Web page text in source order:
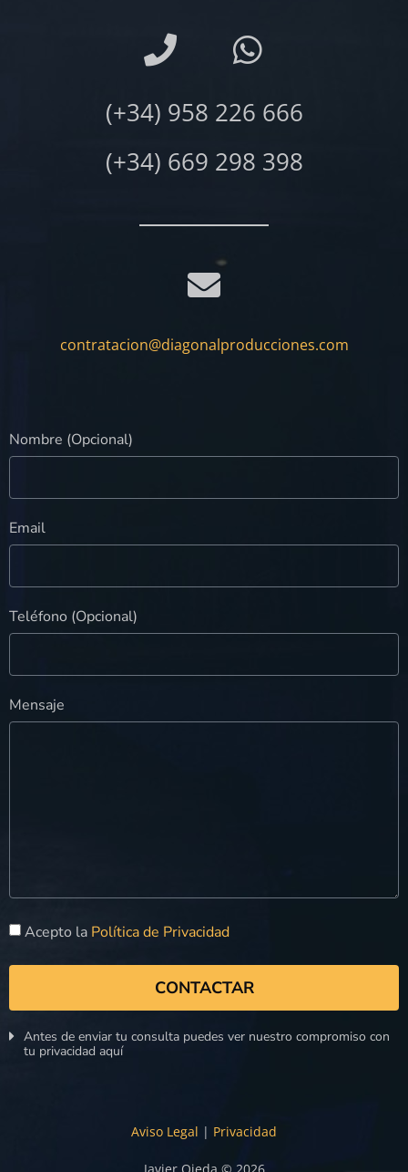
(+34) 958 226 666
(+34) 669 298 398
contratacion@diagonalproducciones.com
Nombre (Opcional)
Email
Teléfono (Opcional)
Mensaje
Acepto la Política de Privacidad
CONTACTAR
Antes de enviar tu consulta puedes ver nuestro compromiso con
tu privacidad aquí
Aviso Legal | Privacidad